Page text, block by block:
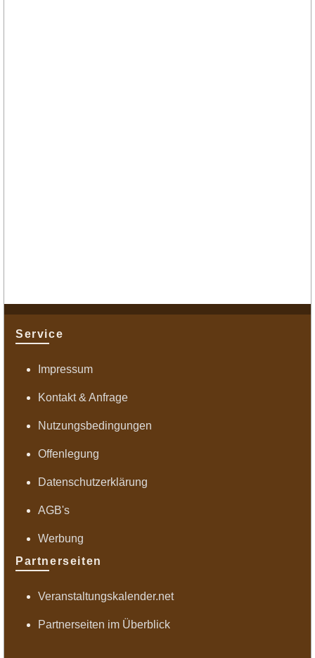
Service
Impressum
Kontakt & Anfrage
Nutzungsbedingungen
Offenlegung
Datenschutzerklärung
AGB's
Werbung
Partnerseiten
Veranstaltungskalender.net
Partnerseiten im Überblick